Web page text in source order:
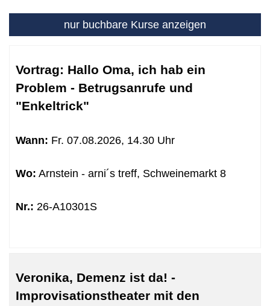
nur buchbare Kurse anzeigen
Tabellenüberschriften
können
sortiert
werden.
Vortrag: Hallo Oma, ich hab ein
Problem - Betrugsanrufe und
"Enkeltrick"
Wann: Fr. 07.08.2026, 14.30 Uhr
Wo: Arnstein - arni´s treff, Schweinemarkt 8
Nr.: 26-A10301S
Veronika, Demenz ist da! -
Improvisationstheater mit den